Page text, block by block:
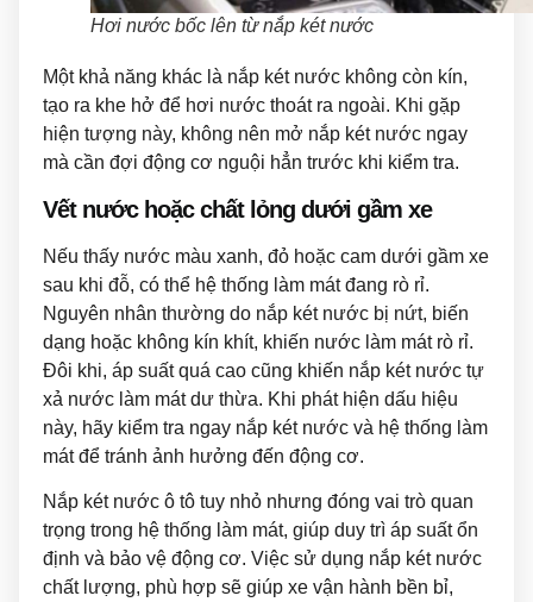
Hơi nước bốc lên từ nắp két nước
Một khả năng khác là nắp két nước không còn kín,
tạo ra khe hở để hơi nước thoát ra ngoài. Khi gặp
hiện tượng này, không nên mở nắp két nước ngay
mà cần đợi động cơ nguội hẳn trước khi kiểm tra.
Vết nước hoặc chất lỏng dưới gầm xe
Nếu thấy nước màu xanh, đỏ hoặc cam dưới gầm xe
sau khi đỗ, có thể hệ thống làm mát đang rò rỉ.
Nguyên nhân thường do nắp két nước bị nứt, biến
dạng hoặc không kín khít, khiến nước làm mát rò rỉ.
Đôi khi, áp suất quá cao cũng khiến nắp két nước tự
xả nước làm mát dư thừa. Khi phát hiện dấu hiệu
này, hãy kiểm tra ngay nắp két nước và hệ thống làm
mát để tránh ảnh hưởng đến động cơ.
Nắp két nước ô tô tuy nhỏ nhưng đóng vai trò quan
trọng trong hệ thống làm mát, giúp duy trì áp suất ổn
định và bảo vệ động cơ. Việc sử dụng nắp két nước
chất lượng, phù hợp sẽ giúp xe vận hành bền bỉ,